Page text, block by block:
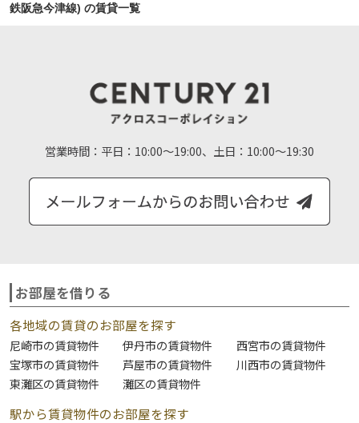
鉄阪急今津線) の賃貸一覧
営業時間： 平日：10:00～19:00、土日：10:00～19:30
お部屋を借りる
各地域の賃貸のお部屋を探す
尼崎市の賃貸物件 伊丹市の賃貸物件
西宮市の賃貸物件
宝塚市の賃貸物件
芦屋市の賃貸物件
川西市の賃貸物件
東灘区の賃貸物件
灘区の賃貸物件
駅から賃貸物件のお部屋を探す